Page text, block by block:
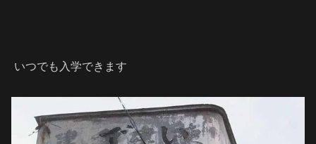
いつでも入学できます